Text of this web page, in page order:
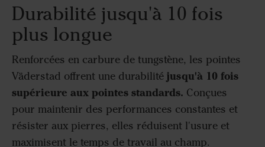
Durabilité jusqu'à 10 fois
plus longue
Renforcées en carbure de tungstène, les pointes
Väderstad offrent une durabilité jusqu'à 10 fois
supérieure aux pointes standards. Conçues
pour maintenir des performances constantes et
résister aux pierres, elles réduisent l'usure et
maximisent le temps de travail au champ.